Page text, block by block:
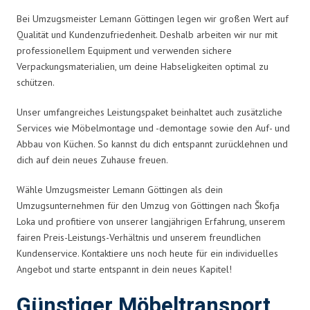
Bei Umzugsmeister Lemann Göttingen legen wir großen Wert auf
Qualität und Kundenzufriedenheit. Deshalb arbeiten wir nur mit
professionellem Equipment und verwenden sichere
Verpackungsmaterialien, um deine Habseligkeiten optimal zu
schützen.
Unser umfangreiches Leistungspaket beinhaltet auch zusätzliche
Services wie Möbelmontage und -demontage sowie den Auf- und
Abbau von Küchen. So kannst du dich entspannt zurücklehnen und
dich auf dein neues Zuhause freuen.
Wähle Umzugsmeister Lemann Göttingen als dein
Umzugsunternehmen für den Umzug von Göttingen nach Škofja
Loka und profitiere von unserer langjährigen Erfahrung, unserem
fairen Preis-Leistungs-Verhältnis und unserem freundlichen
Kundenservice. Kontaktiere uns noch heute für ein individuelles
Angebot und starte entspannt in dein neues Kapitel!